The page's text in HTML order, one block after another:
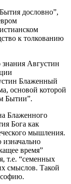
дословно”,
к толкованию
Августин
Блаженный
основой которой
Бытии”.
Блаженного
Бога как
мышления.
время”
т.е. “семенных
смыслов. Такой